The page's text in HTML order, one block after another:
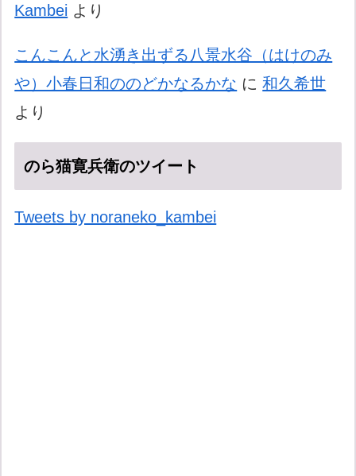
Kambei より
こんこんと水湧き出ずる八景水谷（はけのみ
や）小春日和ののどかなるかな に和久希世
より
のら猫寛兵衛のツイート
Tweets by noraneko_kambei